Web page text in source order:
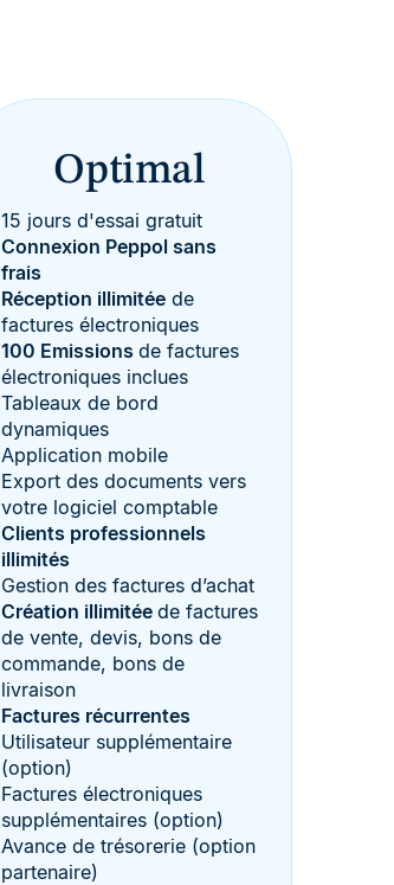
Optimal
15 jours d'essai gratuit
Connexion Peppol sans
frais
Réception illimitée de
factures électroniques
100 Emissions de factures
électroniques inclues
Tableaux de bord
dynamiques
Application mobile
Export des documents vers
votre logiciel comptable
Clients professionnels
illimités
Gestion des factures d’achat
Création illimitée de factures
de vente, devis, bons de
commande, bons de
livraison
Factures récurrentes
Utilisateur supplémentaire
(option)
Factures électroniques
supplémentaires (option)
Avance de trésorerie (option
partenaire)